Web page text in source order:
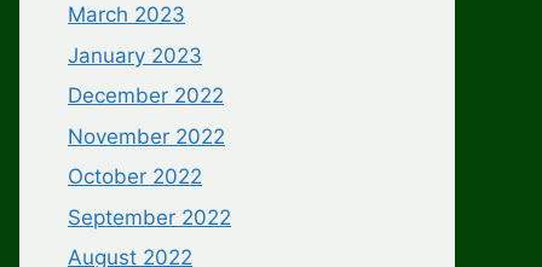
March 2023
January 2023
December 2022
November 2022
October 2022
September 2022
August 2022